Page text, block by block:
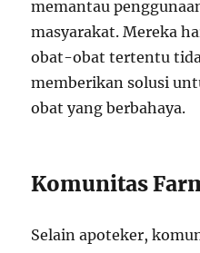
memantau
masyarakat. Mereka
obat-obat tertentu
memberikan solusi
obat yang berbahaya.
Komunitas
Selain apoteker,